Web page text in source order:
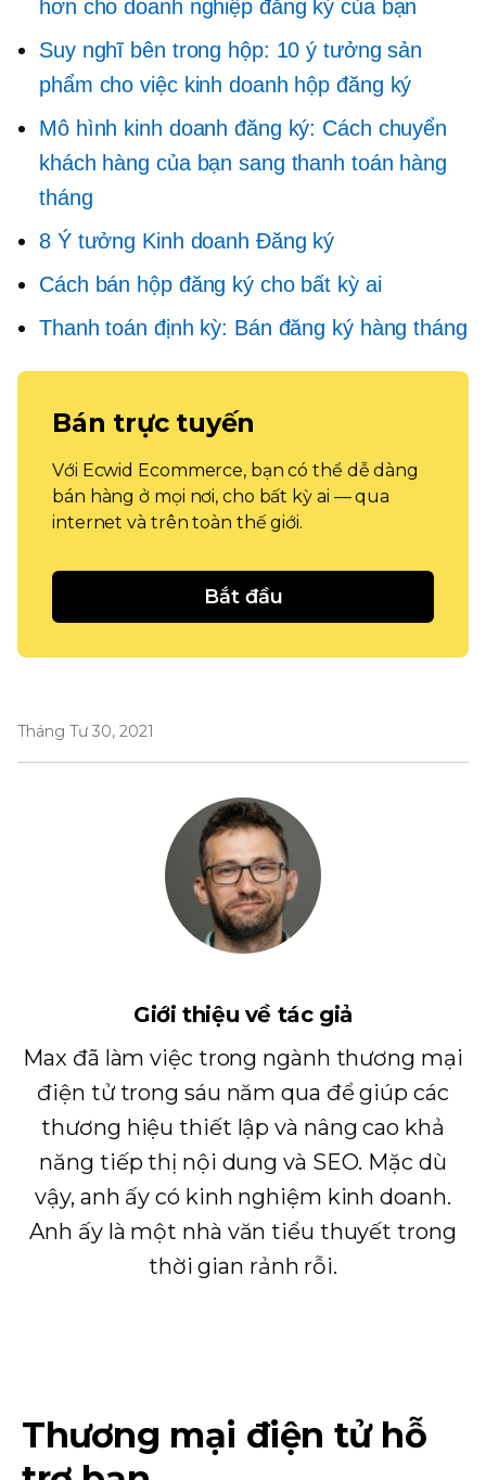
hơn cho doanh nghiệp đăng ký của bạn
Suy nghĩ bên trong hộp: 10 ý tưởng sản
phẩm cho việc kinh doanh hộp đăng ký
Mô hình kinh doanh đăng ký: Cách chuyển
khách hàng của bạn sang thanh toán hàng
tháng
8 Ý tưởng Kinh doanh Đăng ký
Cách bán hộp đăng ký cho bất kỳ ai
Thanh toán định kỳ: Bán đăng ký hàng tháng
Bán trực tuyến
Với Ecwid Ecommerce, bạn có thể dễ dàng
bán hàng ở mọi nơi, cho bất kỳ ai — qua
internet và trên toàn thế giới.
Bắt đầu
Tháng Tư 30, 2021
Giới thiệu về tác giả
Max đã làm việc trong ngành thương mại
điện tử trong sáu năm qua để giúp các
thương hiệu thiết lập và nâng cao khả
năng tiếp thị nội dung và SEO. Mặc dù
vậy, anh ấy có kinh nghiệm kinh doanh.
Anh ấy là một nhà văn tiểu thuyết trong
thời gian rảnh rỗi.
Thương mại điện tử hỗ